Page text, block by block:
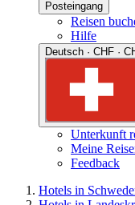
Posteingang
Reisen
Hilfe
Deutsch · CHF ·
Unterkunft
Meine
Feedback
Hotels in